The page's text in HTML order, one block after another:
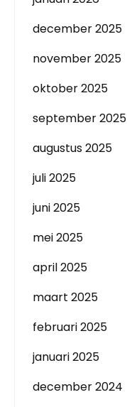
december 2025
november 2025
oktober 2025
september 2025
augustus 2025
juli 2025
juni 2025
mei 2025
april 2025
maart 2025
februari 2025
januari 2025
december 2024